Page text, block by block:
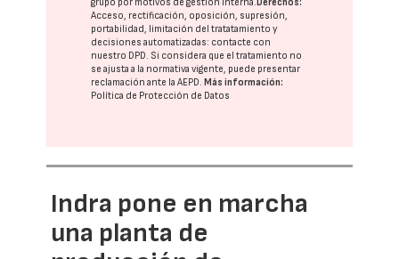
grupo por motivos de gestión interna. Derechos:
Acceso, rectificación, oposición, supresión,
portabilidad, limitación del tratatamiento y
decisiones automatizadas: contacte con
nuestro DPD. Si considera que el tratamiento no
se ajusta a la normativa vigente, puede presentar
reclamación ante laAEPD. Más información:
Política de Protección de Datos
Indra pone en marcha
una planta de